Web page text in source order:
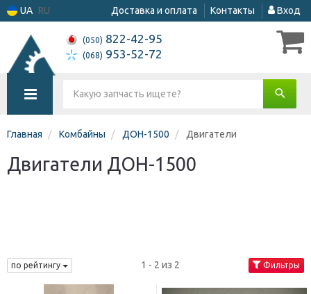
UA RU Доставка и оплата Контакты Вход
(050) 822-42-95
(068) 953-52-72
Главная Комбайны ДОН-1500 Двигатели
Двигатели ДОН-1500
по рейтингу 1 - 2 из 2 Фильтры